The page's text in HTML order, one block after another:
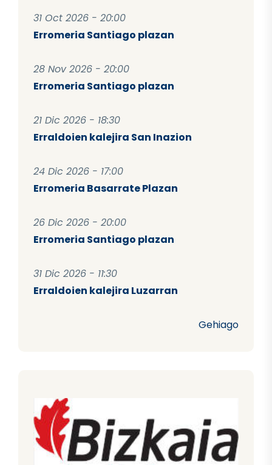
31 Oct 2026 - 20:00
Erromeria Santiago plazan
28 Nov 2026 - 20:00
Erromeria Santiago plazan
21 Dic 2026 - 18:30
Erraldoien kalejira San Inazion
24 Dic 2026 - 17:00
Erromeria Basarrate Plazan
26 Dic 2026 - 20:00
Erromeria Santiago plazan
31 Dic 2026 - 11:30
Erraldoien kalejira Luzarran
Gehiago